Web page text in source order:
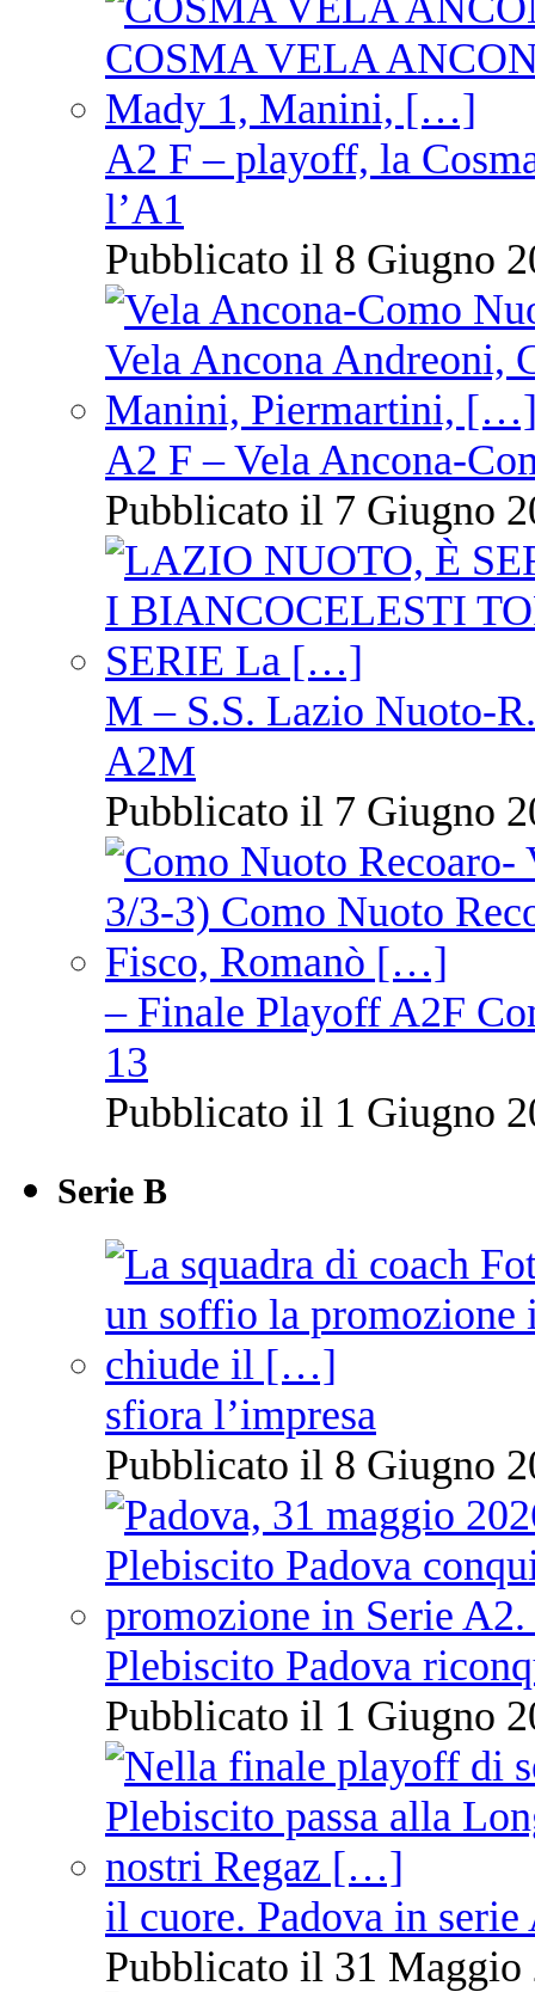
A2 F – playoff, la
l’A1
Pubblicato il 8 Giugno
A2 F – Vela Ancona-
Pubblicato il 7 Giugno
M – S.S. Lazio Nuoto-
A2M
Pubblicato il 7 Giugno
– Finale Playoff A2F
13
Pubblicato il 1 Giugno
Serie B
sfiora l’impresa
Pubblicato il 8 Giugno
Plebiscito Padova
Pubblicato il 1 Giugno
il cuore. Padova in serie
Pubblicato il 31 Maggio